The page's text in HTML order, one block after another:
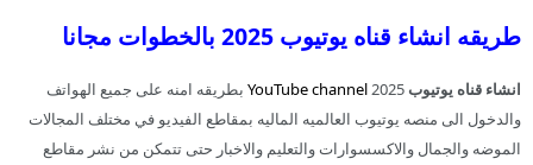
طريقه انشاء قناه يوتيوب 2025 بالخطوات مجانا
انشاء قناه يوتيوب YouTube channel بطريقه امنه على جميع الهواتف
والدخول الى منصه يوتيوب العالميه الماليه بمقاطع الفيديو في مختلف المجالات
الموضه والجمال والاكسسوارات والتعليم والاخبار حتى تتمكن من نشر مقاطع